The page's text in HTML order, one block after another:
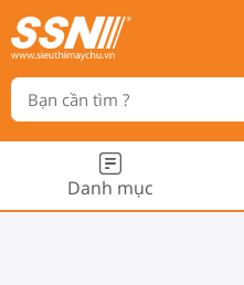
Danh mục